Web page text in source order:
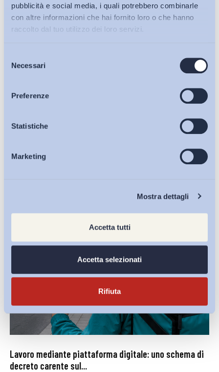
pubblicità e social media, i quali potrebbero combinarle
con altre informazioni che hai fornito loro o che hanno
raccolto dal tuo utilizzo dei loro servizi.
delNecessari
Preferenze
Statistiche
Marketing
Mostra dettagli
Accetta tutti
Accetta selezionati
Rifiuta
Bollettini ADAPT
Articoli
Osservatori
Eventi
Bollettino ADAPT 9 febbraio 2026, n.5
Stefano Malandrini
Condividi su:
Ultimi Interventi
Lavoro mediante piattaforma digitale: uno schema di
decreto carente sul...